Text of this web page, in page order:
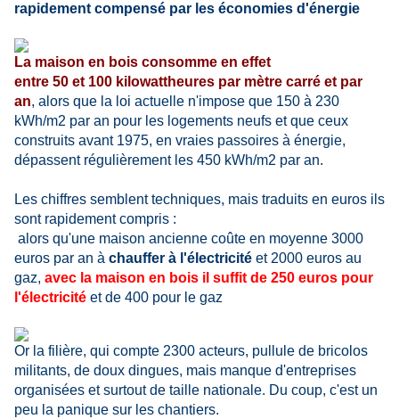
rapidement compensé par les économies d'énergie
La maison en bois consomme en effet
entre 50 et 100 kilowattheures par mètre carré et par
an, alors que la loi actuelle n'impose que 150 à 230
kWh/m2 par an pour les logements neufs et que ceux
construits avant 1975, en vraies passoires à énergie,
dépassent régulièrement les 450 kWh/m2 par an.
Les chiffres semblent techniques, mais traduits en euros ils
sont rapidement compris :
alors qu'une maison ancienne coûte en moyenne 3000
euros par an à chauffer à l'électricité et 2000 euros au
gaz, avec la maison en bois il suffit de 250 euros pour
l'électricité et de 400 pour le gaz
Or la filière, qui compte 2300 acteurs, pullule de bricolos
militants, de doux dingues, mais manque d'entreprises
organisées et surtout de taille nationale. Du coup, c'est un
peu la panique sur les chantiers.